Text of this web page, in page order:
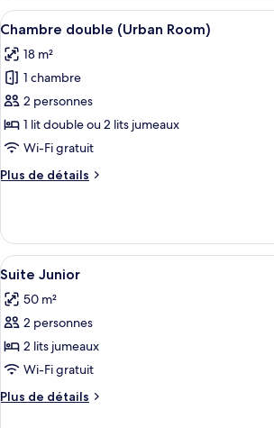
balcon
Prestige
double,
Afficher
toutes
les
photos
pour
ce
type
chambre :
(Urban
Room)
Une
4
Chambre double (Urban Room)
18 m²
1 chambre
2 personnes
1 lit double ou 2 lits jumeaux
Wi-Fi gratuit
Plus de détails
Plus
Chambre
double
(Urban
Afficher
toutes
les
photos
pour
ce
type
de
Une
5
Suite Junior
50 m²
2 personnes
2 lits jumeaux
Wi-Fi gratuit
Plus de détails
Plus